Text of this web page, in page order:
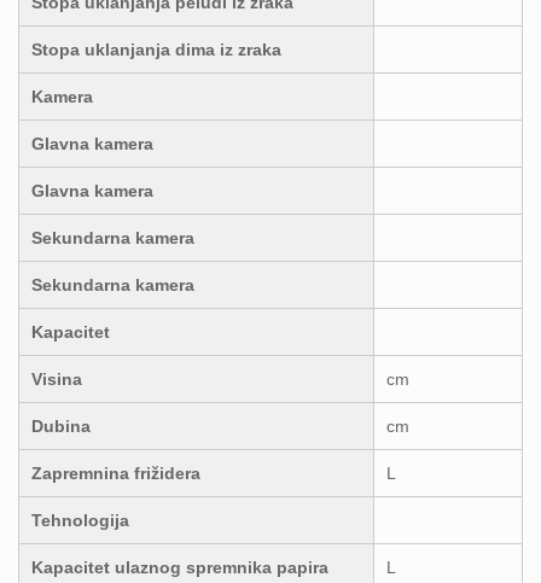
Stopa uklanjanja dima iz zraka
Kamera
Glavna kamera
Glavna kamera
Sekundarna kamera
Sekundarna kamera
Kapacitet
Visina cm
Dubina cm
Zapremnina frižidera L
Tehnologija
Kapacitet ulaznog spremnika papira L